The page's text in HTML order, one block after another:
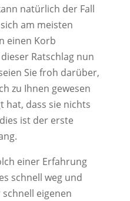
natürlich der Fall
am meisten
einen Korb
Ratschlag nun
Sie froh darüber,
zu Ihnen gewesen
hat, dass sie nichts
ist der erste
einer Erfahrung
schnell weg und
eigenen